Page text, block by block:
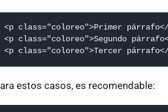
<p class="coloreo">Primer
<p class="coloreo">Segundo
<p class="coloreo">Tercer
estos casos, es recomendable: